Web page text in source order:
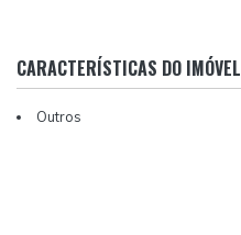
CARACTERÍSTICAS DO IMÓVEL
Outros